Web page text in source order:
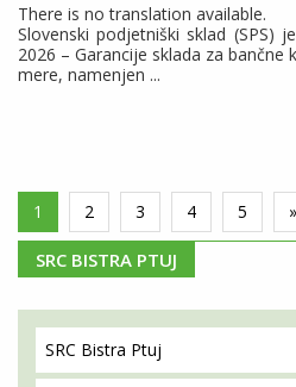
There is no translation available.
Slovenski podjetniški sklad (SPS)
2026 – Garancije sklada za
mere, namenjen ...
1 2 3 4 5 »
SRC BISTRA PTUJ
SRC Bistra Ptuj